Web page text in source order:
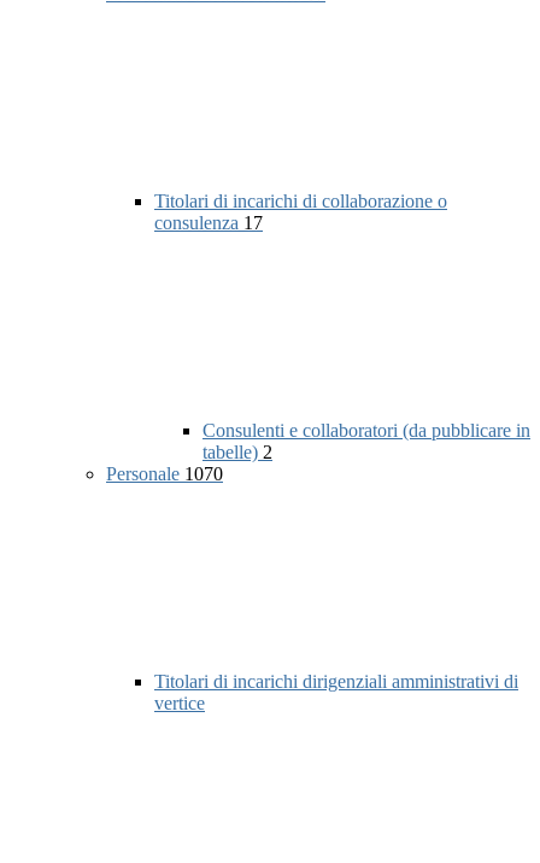
Titolari di incarichi di collaborazione o
consulenza 17
Consulenti e collaboratori (da pubblicare in
tabelle) 2
Personale 1070
Titolari di incarichi dirigenziali amministrativi di
vertice